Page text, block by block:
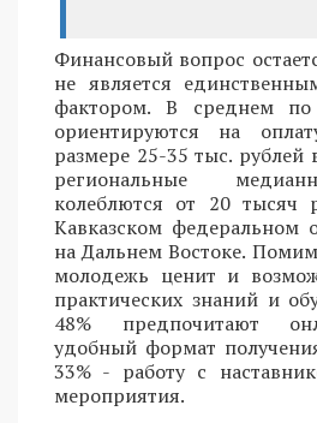
Финансовый вопрос
не является
фактором. В среднем по
ориентируются на
размере 25-35 тыс.
региональные
колеблются от 20 тысяч
Кавказском федеральном
на Дальнем Востоке.
молодежь ценит и
практических знаний и
48% предпочитают
удобный формат
33% - работу с
мероприятия.